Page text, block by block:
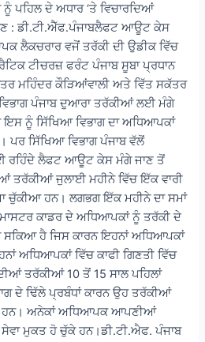
ਦੇ ਅਧਾਰ ‘ਤੇ ਵਿਚਾਰਦਿਆਂ
: ਡੀ.ਟੀ.ਐੱਫ.ਪੰਜਾਬਲੈਫਟ ਆਊਟ ਕੇਸ
ਲੈਕਚਰਾਰ ਵਜੋਂ ਤਰੱਕੀ ਦੀ ਉਡੀਕ ਵਿੱਚ
ਟੀਚਰਜ਼ ਫਰੰਟ ਪੰਜਾਬ ਸੂਬਾ ਪ੍ਰਧਾਨ
ਮਹਿੰਦਰ ਕੌੜਿਆਂਵਾਲੀ ਅਤੇ ਵਿੱਤ ਸਕੱਤਰ
ਪੰਜਾਬ ਦੁਆਰਾ ਤਰੱਕੀਆਂ ਲਈ ਮੰਗੇ
ਨੂੰ ਸਿੱਖਿਆ ਵਿਭਾਗ ਦਾ ਅਧਿਆਪਕਾਂ
ਸਿੱਖਿਆ ਵਿਭਾਗ ਪੰਜਾਬ ਵੱਲੋਂ
ਰਹਿੰਦੇ ਲੈਫਟ ਆਊਟ ਕੇਸ ਮੰਗੇ ਜਾਣ ਤੋਂ
ਤਰੱਕੀਆਂ ਜੁਲਾਈ ਮਹੀਨੇ ਵਿੱਚ ਇੱਕ ਵਾਰੀ
ਚੁੱਕੀਆ ਹਨ। ਲਗਭਗ ਇੱਕ ਮਹੀਨੇ ਦਾ ਸਮਾਂ
ਕਾਡਰ ਦੇ ਅਧਿਆਪਕਾਂ ਨੂੰ ਤਰੱਕੀ ਦੇ
ਸਕਿਆ ਹੈ ਜਿਸ ਕਾਰਨ ਇਹਨਾਂ ਅਧਿਆਪਕਾਂ
ਅਧਿਆਪਕਾਂ ਵਿੱਚ ਕਾਫੀ ਗਿਣਤੀ ਵਿੱਚ
ਤਰੱਕੀਆਂ 10 ਤੋਂ 15 ਸਾਲ ਪਹਿਲਾਂ
ਦੇ ਢਿੱਲੇ ਪ੍ਰਬੰਧਾਂ ਕਾਰਨ ਉਹ ਤਰੱਕੀਆਂ
ਹਨ। ਅਨੇਕਾਂ ਅਧਿਆਪਕ ਆਪਣੀਆਂ
ਮੁਕਤ ਹੋ ਚੁੱਕੇ ਹਨ।ਡੀ.ਟੀ.ਐਫ. ਪੰਜਾਬ